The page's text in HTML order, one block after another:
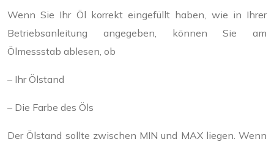
Wenn Sie Ihr Öl korrekt eingefüllt haben, wie in Ihrer
Betriebsanleitung angegeben, können Sie am
Ölmessstab ablesen, ob
– Ihr Ölstand
– Die Farbe des Öls
Der Ölstand sollte zwischen MIN und MAX liegen. Wenn